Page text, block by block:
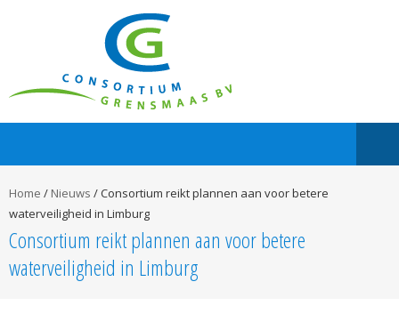
Home / Nieuws /Consortium reikt plannen aan voor betere
waterveiligheid in Limburg
Consortium reikt plannen aan voor betere
waterveiligheid in Limburg